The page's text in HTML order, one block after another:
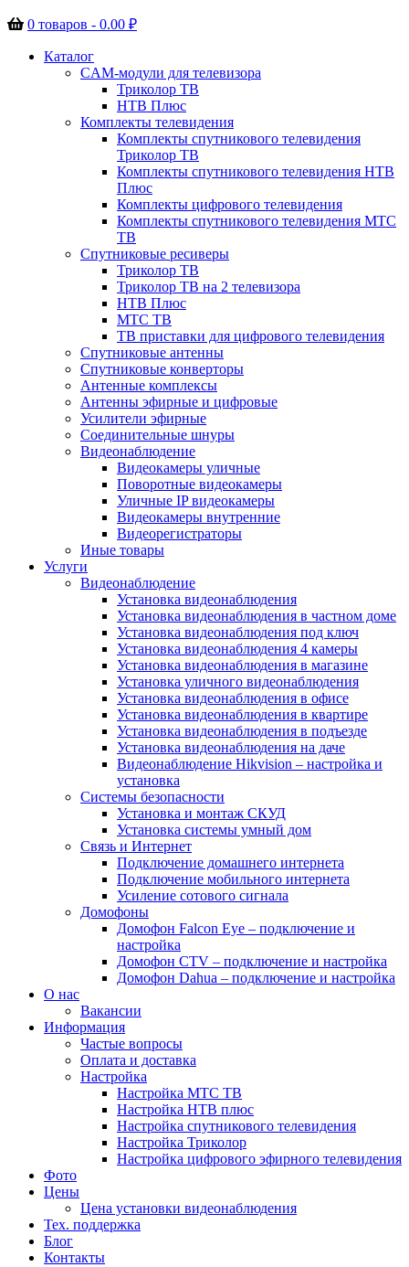
0 товаров - 0.00 ₽
Каталог
CAM-модули для телевизора
Триколор ТВ
НТВ Плюс
Комплекты телевидения
Комплекты спутникового телевидения
Триколор ТВ
Комплекты спутникового телевидения НТВ
Плюс
Комплекты цифрового телевидения
Комплекты спутникового телевидения МТС
ТВ
Спутниковые ресиверы
Триколор ТВ
Триколор ТВ на 2 телевизора
НТВ Плюс
МТС ТВ
ТВ приставки для цифрового телевидения
Спутниковые антенны
Спутниковые конверторы
Антенные комплексы
Антенны эфирные и цифровые
Усилители эфирные
Соединительные шнуры
Видеонаблюдение
Видеокамеры уличные
Поворотные видеокамеры
Уличные IP видеокамеры
Видеокамеры внутренние
Видеорегистраторы
Иные товары
Услуги
Видеонаблюдение
Установка видеонаблюдения
Установка видеонаблюдения в частном доме
Установка видеонаблюдения под ключ
Установка видеонаблюдения 4 камеры
Установка видеонаблюдения в магазине
Установка уличного видеонаблюдения
Установка видеонаблюдения в офисе
Установка видеонаблюдения в квартире
Установка видеонаблюдения в подъезде
Установка видеонаблюдения на даче
Видеонаблюдение Hikvision – настройка и
установка
Системы безопасности
Установка и монтаж СКУД
Установка системы умный дом
Связь и Интернет
Подключение домашнего интернета
Подключение мобильного интернета
Усиление сотового сигнала
Домофоны
Домофон Falcon Eye – подключение и
настройка
Домофон CTV – подключение и настройка
Домофон Dahua – подключение и настройка
О нас
Вакансии
Информация
Частые вопросы
Оплата и доставка
Настройка
Настройка МТС ТВ
Настройка НТВ плюс
Настройка спутникового телевидения
Настройка Триколор
Настройка цифрового эфирного телевидения
Фото
Цены
Цена установки видеонаблюдения
Тех. поддержка
Блог
Контакты